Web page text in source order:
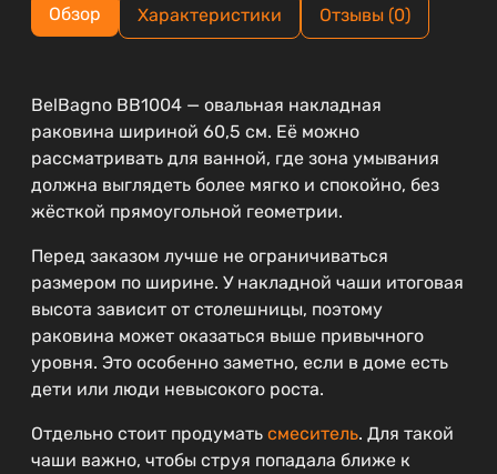
Обзор Характеристики Отзывы (0)
BelBagno BB1004 — овальная накладная
раковина шириной 60,5 см. Её можно
рассматривать для ванной, где зона умывания
должна выглядеть более мягко и спокойно, без
жёсткой прямоугольной геометрии.
Перед заказом лучше не ограничиваться
размером по ширине. У накладной чаши итоговая
высота зависит от столешницы, поэтому
раковина может оказаться выше привычного
уровня. Это особенно заметно, если в доме есть
дети или люди невысокого роста.
Отдельно стоит продумать смеситель. Для такой
чаши важно, чтобы струя попадала ближе к